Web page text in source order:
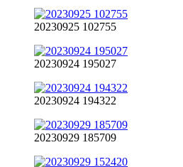
20230925 102755
20230924 195027
20230924 194322
20230929 185709